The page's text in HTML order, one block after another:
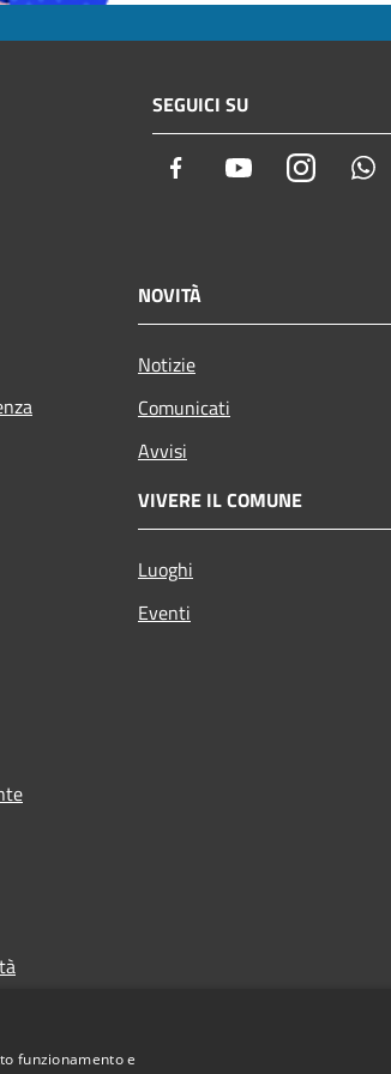
SEGUICI SU
Facebook YoutubeInstagram
NOVITÀ
Notizie
Comunicati
Avvisi
VIVERE IL COMUNE
Luoghi
Eventi
funzionamento e